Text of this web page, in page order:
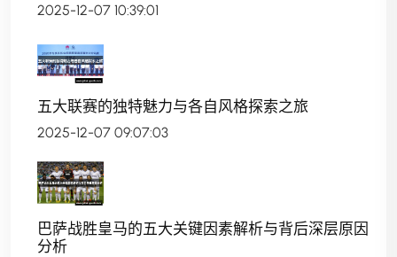
2025-12-07 10:39:01
五大联赛的独特魅力与各自风格探索之旅
2025-12-07 09:07:03
巴萨战胜皇马的五大关键因素解析与背后深层原因
分析